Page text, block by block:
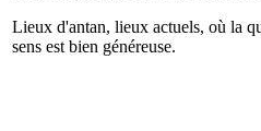
Lieux d'antan, lieux actuels, où la
sens est bien généreuse.